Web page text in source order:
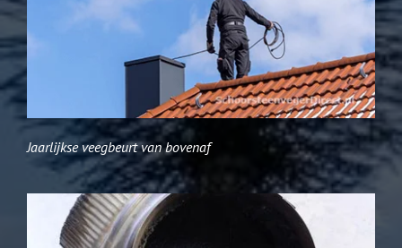
Jaarlijkse veegbeurt van bovenaf